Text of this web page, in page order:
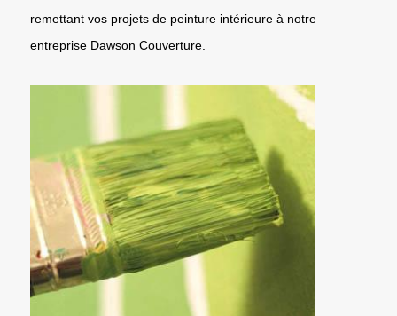
remettant vos projets de peinture intérieure à notre
entreprise Dawson Couverture.